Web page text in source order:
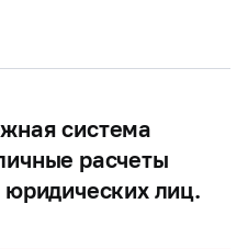
система
расчеты
лиц.